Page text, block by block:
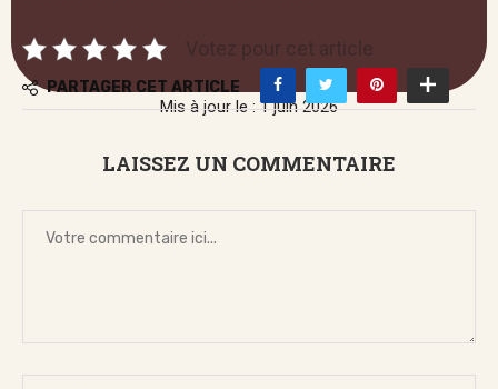
Mis à jour le : 1 juin 2026
Votez pour cet article
PARTAGER CET ARTICLE
LAISSEZ UN COMMENTAIRE